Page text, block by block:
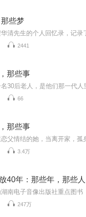
些梦
2441
那些事
66
那些事
3.4万
40年：那些年，那些
247万